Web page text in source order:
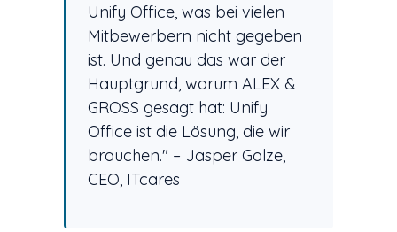
Unify Office, was bei vielen
Mitbewerbern nicht gegeben
ist. Und genau das war der
Hauptgrund, warum ALEX &
GROSS gesagt hat: Unify
Office ist die Lösung, die wir
brauchen." – Jasper Golze,
CEO, ITcares